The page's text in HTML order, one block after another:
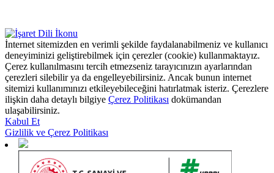
İnternet sitemizden en verimli şekilde faydalanabilmeniz ve kullanıcı
deneyiminizi geliştirebilmek için çerezler (cookie) kullanmaktayız.
Çerez kullanılmasını tercih etmezseniz tarayıcınızın ayarlarından
çerezleri silebilir ya da engelleyebilirsiniz. Ancak bunun internet
sitemizi kullanımınızı etkileyebileceğini hatırlatmak isteriz. Çerezlere
ilişkin daha detaylı bilgiye Çerez Politikası dokümandan
ulaşabilirsiniz.
Kabul Et
Gizlilik ve Çerez Politikası